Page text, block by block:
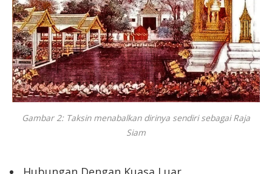
Gambar 2: Taksin menabalkan dirinya sendiri sebagai Raja
Siam